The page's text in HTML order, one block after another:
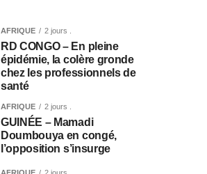
AFRIQUE 2 jours .
RD CONGO – En pleine
épidémie, la colère gronde
chez les professionnels de
santé
AFRIQUE 2 jours .
GUINÉE – Mamadi
Doumbouya en congé,
l’opposition s’insurge